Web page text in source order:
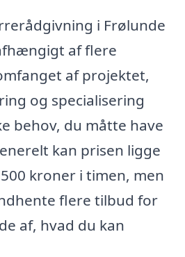
i Frølunde
af flere
af projektet,
og specialisering
behov, du måtte have
kan prisen ligge
kroner i timen, men
flere tilbud for
af, hvad du kan